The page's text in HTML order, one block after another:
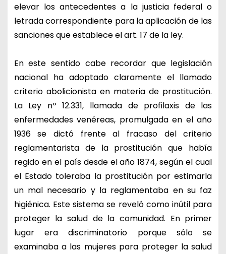
elevar los antecedentes a la justicia federal o
letrada correspondiente para la aplicación de las
sanciones que establece el art. 17 de la ley.
En este sentido cabe recordar que legislación
nacional ha adoptado claramente el llamado
criterio abolicionista en materia de prostitución.
La Ley nº 12.331, llamada de profilaxis de las
enfermedades venéreas, promulgada en el año
1936 se dictó frente al fracaso del criterio
reglamentarista de la prostitución que había
regido en el país desde el año 1874, según el cual
el Estado toleraba la prostitución por estimarla
un mal necesario y la reglamentaba en su faz
higiénica. Este sistema se reveló como inútil para
proteger la salud de la comunidad. En primer
lugar era discriminatorio porque sólo se
examinaba a las mujeres para proteger la salud